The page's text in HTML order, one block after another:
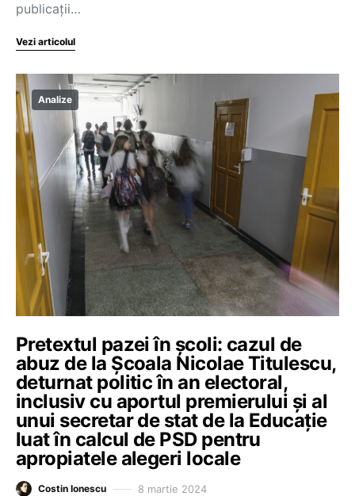
publicații…
Vezi articolul
Analize
Pretextul pazei în școli: cazul de
abuz de la Școala Nicolae Titulescu,
deturnat politic în an electoral,
inclusiv cu aportul premierului și al
unui secretar de stat de la Educație
luat în calcul de PSD pentru
apropiatele alegeri locale
Costin Ionescu 8 martie 2024